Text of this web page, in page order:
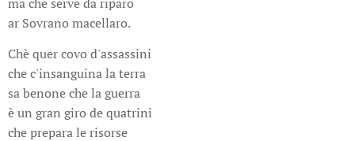
ma che serve da riparo
ar Sovrano macellaro.
Chè quer covo d'assassini
che c'insanguina la terra
sa benone che la guerra
è un gran giro de quatrini
che prepara le risorse